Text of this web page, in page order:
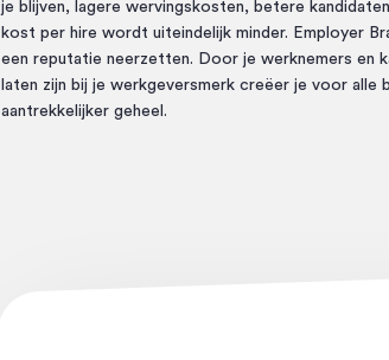
je blijven, lagere wervingskosten, betere
kost per hire wordt uiteindelijk minder. Employer
een reputatie neerzetten. Door je werknemers en
laten zijn bij je werkgeversmerk creëer je voor alle
aantrekkelijker geheel.